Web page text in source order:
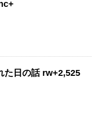
た日の話 rw+2,525